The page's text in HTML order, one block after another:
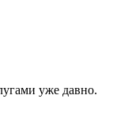
уже давно.